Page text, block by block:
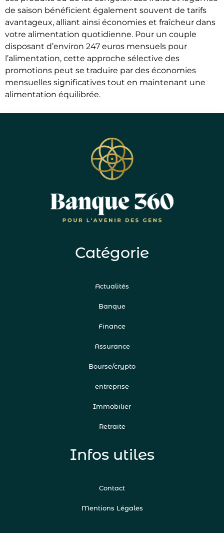
de saison bénéficient également souvent de tarifs
avantageux, alliant ainsi économies et fraîcheur dans
votre alimentation quotidienne. Pour un couple
disposant d’environ 247 euros mensuels pour
l’alimentation, cette approche sélective des
promotions peut se traduire par des économies
mensuelles significatives tout en maintenant une
alimentation équilibrée.
Catégorie
Actualités
Banque
Finance
Assurance
Bourse/crypto
entreprise
Immobilier
Retraite
Infos utiles
Contact
Mentions Légales